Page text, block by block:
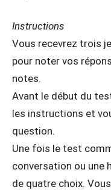
Instructions
Vous recevrez trois
pour noter vos
notes.
Avant le début du
les instructions et
question.
Une fois le test
conversation ou une
de quatre choix.